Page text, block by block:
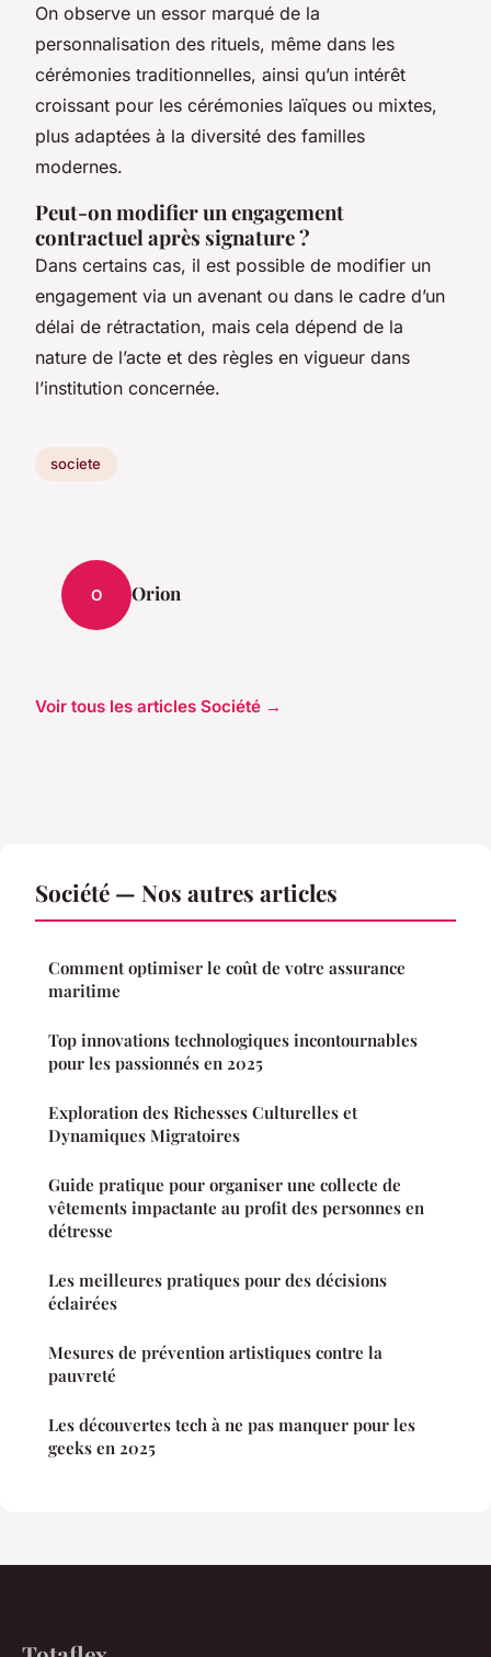
On observe un essor marqué de la
personnalisation des rituels, même dans les
cérémonies traditionnelles, ainsi qu’un intérêt
croissant pour les cérémonies laïques ou mixtes,
plus adaptées à la diversité des familles
modernes.
Peut-on modifier un engagement
contractuel après signature ?
Dans certains cas, il est possible de modifier un
engagement via un avenant ou dans le cadre d’un
délai de rétractation, mais cela dépend de la
nature de l’acte et des règles en vigueur dans
l’institution concernée.
societe
O Orion
Voir tous les articles Société →
Société — Nos autres articles
Comment optimiser le coût de votre assurance
maritime
Top innovations technologiques incontournables
pour les passionnés en 2025
Exploration des Richesses Culturelles et
Dynamiques Migratoires
Guide pratique pour organiser une collecte de
vêtements impactante au profit des personnes en
détresse
Les meilleures pratiques pour des décisions
éclairées
Mesures de prévention artistiques contre la
pauvreté
Les découvertes tech à ne pas manquer pour les
geeks en 2025